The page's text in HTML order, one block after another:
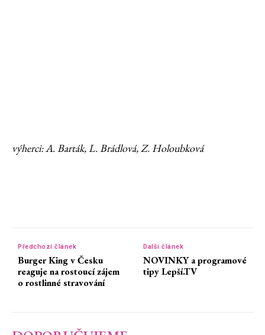
výherci: A. Barták, L. Brádlová, Z. Holoubková
Předchozí článek
Burger King v Česku
reaguje na rostoucí zájem
o rostlinné stravování
Další článek
NOVINKY a programové
tipy Lepší.TV